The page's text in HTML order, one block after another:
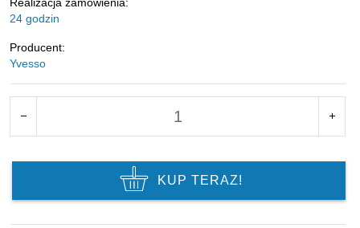
24 godzin
Producent:
Yvesso
KUP TERAZ!